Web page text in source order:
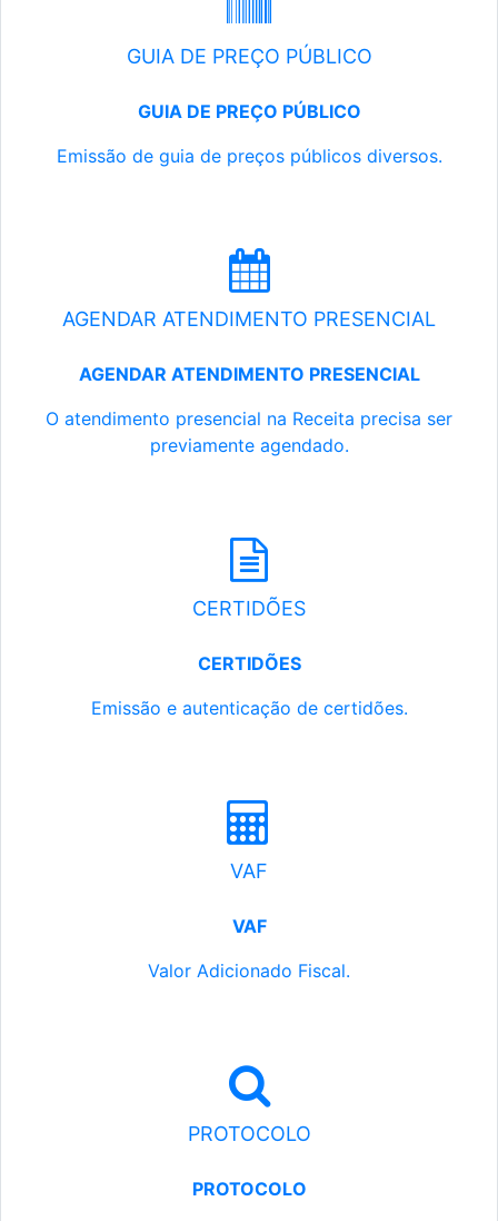
GUIA DE PREÇO PÚBLICO
GUIA DE PREÇO PÚBLICO
Emissão de guia de preços públicos diversos.
AGENDAR ATENDIMENTO PRESENCIAL
AGENDAR ATENDIMENTO PRESENCIAL
O atendimento presencial na Receita precisa ser
previamente agendado.
CERTIDÕES
CERTIDÕES
Emissão e autenticação de certidões.
VAF
VAF
Valor Adicionado Fiscal.
PROTOCOLO
PROTOCOLO